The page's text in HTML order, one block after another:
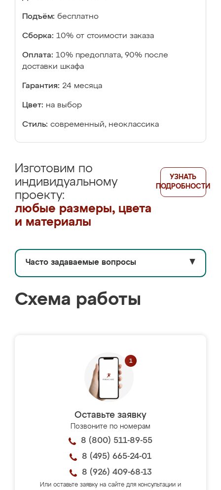
Подъём: бесплатно
Сборка: 10% от стоимости заказа
Оплата: 10% предоплата, 90% после
доставки шкафа
Гарантия: 24 месяца
Цвет: на выбор
Стиль: современный, неоклассика
Изготовим по
индивидуальному
проекту:
любые размеры, цвета
и материалы
УЗНАТЬ
ПОДРОБНОСТИ
Часто задаваемые вопросы ▼
Схема работы
Оставьте заявку
Позвоните по номерам
8 (800) 511-89-55
8 (495) 665-24-01
8 (926) 409-68-13
Или оставьте заявку на сайте для консультации и